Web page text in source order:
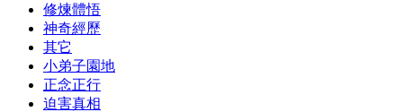
修煉體悟
神奇經歷
其它
小弟子園地
正念正行
迫害真相